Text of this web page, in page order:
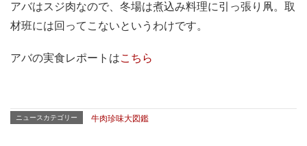
アバはスジ肉なので、冬場は煮込み料理に引っ張り凧。取
材班には回ってこないというわけです。
アバの実食レポートはこちら
ニュースカテゴリー 牛肉珍味大図鑑